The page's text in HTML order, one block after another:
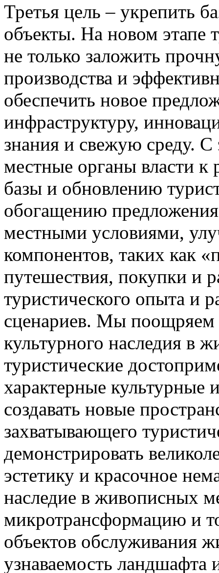
Третья цель – укрепить
объекты. На новом этапе
не только заложить
производства и
обеспечить новое
инфраструктуру,
знания и свежую среду.
местные органы власти
базы и обновлению
обогащению
местными условиями,
компонентов, таких как
путешествия, покупки и
туристического опыта и
сценариев. Мы поощряем
культурного наследия в
туристические
характерные культурные
создавать новые
захватывающего
демонстрировать
эстетику и красочное
наследие в живописных
микротрансформацию и
объектов обслуживания
узнаваемость ландшафта